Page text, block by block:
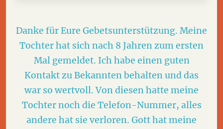
Danke für Eure Gebetsunterstützung. Meine
Tochter hat sich nach 8 Jahren zum ersten
Mal gemeldet. Ich habe einen guten
Kontakt zu Bekannten behalten und das
war so wertvoll. Von diesen hatte meine
Tochter noch die Telefon-Nummer, alles
andere hat sie verloren. Gott hat meine